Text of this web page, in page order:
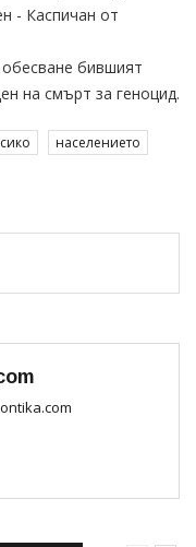
- Каспичан от
бившият
на смърт за геноцид.
населението